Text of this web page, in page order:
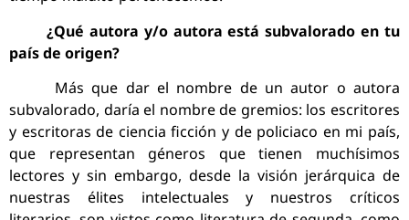
¿Qué autora y/o autora está subvalorado en tu
país de origen?
Más que dar el nombre de un autor o autora
subvalorado, daría el nombre de gremios: los escritores
y escritoras de ciencia ficción y de policiaco en mi país,
que representan géneros que tienen muchísimos
lectores y sin embargo, desde la visión jerárquica de
nuestras élites intelectuales y nuestros críticos